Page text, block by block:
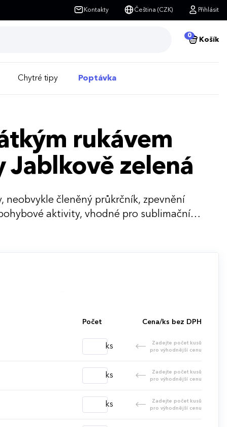
Kontakty Čeština (CZK) Přihlásit
0
Košík
Chytré tipy Poptávka
rukávem
Jablkově zelená
neobvykle členěný průkrčník, zpevnění
aktivity, vhodné pro sublimační
Počet Cena/ks bez DPH
ks
Zadejte počet kusů
pro výhodnější cenu
ks
Zadejte počet kusů
pro výhodnější cenu
ks
Zadejte počet kusů
pro výhodnější cenu